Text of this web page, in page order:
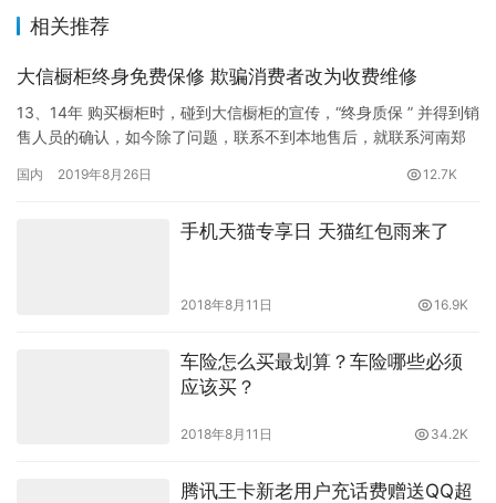
相关推荐
大信橱柜终身免费保修 欺骗消费者改为收费维修
13、14年 购买橱柜时，碰到大信橱柜的宣传，“终身质保 ” 并得到销
售人员的确认，如今除了问题，联系不到本地售后，就联系河南郑
国内 2019年8月26日 12.7K
手机天猫专享日 天猫红包雨来了
2018年8月11日 16.9K
车险怎么买最划算？车险哪些必须
应该买？
2018年8月11日 34.2K
腾讯王卡新老用户充话费赠送QQ超